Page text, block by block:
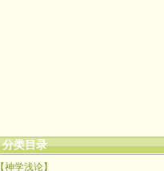
分类目录
【神学浅论】